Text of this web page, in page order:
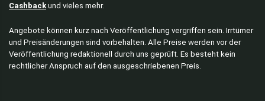
Cashback und vieles mehr.
Angebote können kurz nach Veröffentlichung vergriffen sein. Irrtümer
und Preisänderungen sind vorbehalten. Alle Preise werden vor der
Veröffentlichung redaktionell durch uns geprüft. Es besteht kein
rechtlicher Anspruch auf den ausgeschriebenen Preis.